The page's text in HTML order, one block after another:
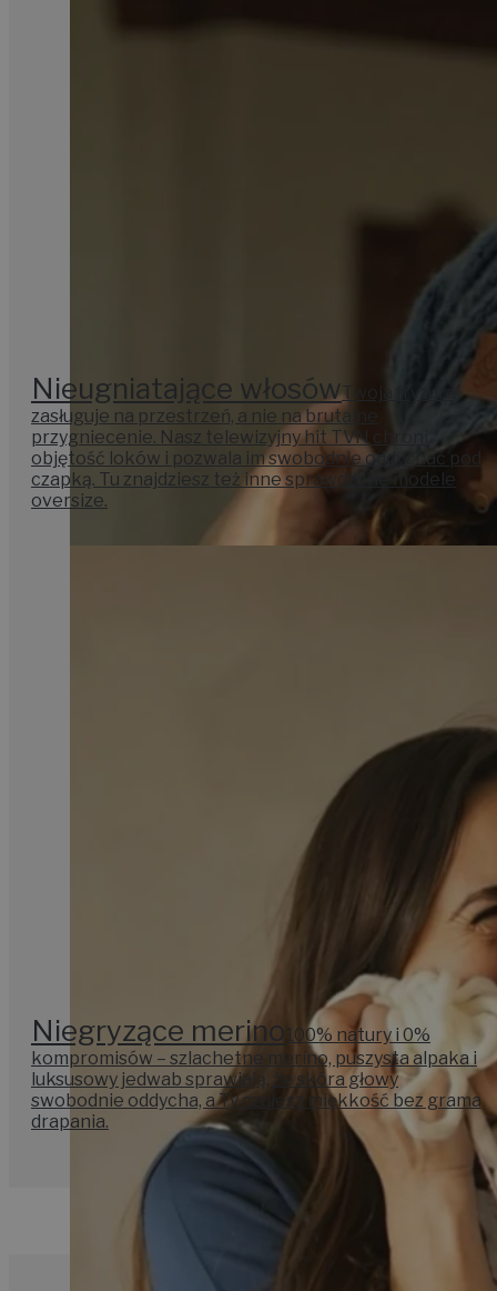
Nieugniatające włosówTwoja fryzura
zasługuje na przestrzeń, a nie na brutalne
przygniecenie. Nasz telewizyjny hit TVN chroni
objętość loków i pozwala im swobodnie oddychać pod
czapką. Tu znajdziesz też inne sprawdzone modele
oversize.
Niegryzące merino 100% natury i 0%
kompromisów – szlachetne merino, puszysta alpaka i
luksusowy jedwab sprawiają, że skóra głowy
swobodnie oddycha, a Ty czujesz miękkość bez grama
drapania.